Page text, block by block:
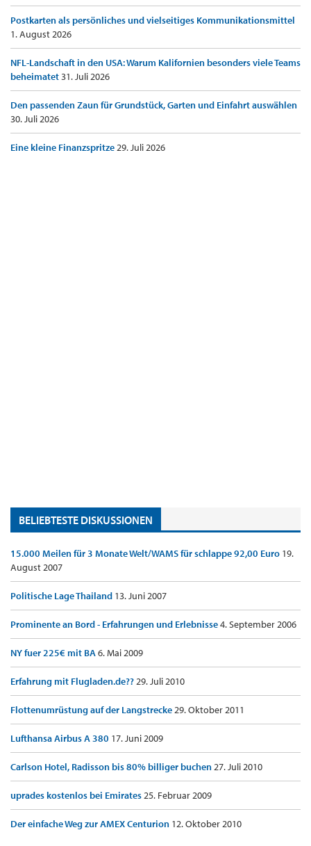
Postkarten als persönliches und vielseitiges Kommunikationsmittel
1. August 2026
NFL-Landschaft in den USA: Warum Kalifornien besonders viele Teams
beheimatet31. Juli 2026
Den passenden Zaun für Grundstück, Garten und Einfahrt auswählen
30. Juli 2026
Eine kleine Finanzspritze29. Juli 2026
BELIEBTESTE DISKUSSIONEN
15.000 Meilen für 3 Monate Welt/WAMS für schlappe 92,00 Euro 19.
August 2007
Politische Lage Thailand 13. Juni 2007
Prominente an Bord - Erfahrungen und Erlebnisse4. September 2006
NY fuer 225€ mit BA6. Mai 2009
Erfahrung mit Flugladen.de??29. Juli 2010
Flottenumrüstung auf der Langstrecke29. Oktober 2011
Lufthansa Airbus A 380 17. Juni 2009
Carlson Hotel, Radisson bis 80% billiger buchen27. Juli 2010
uprades kostenlos bei Emirates25. Februar 2009
Der einfache Weg zur AMEX Centurion 12. Oktober 2010